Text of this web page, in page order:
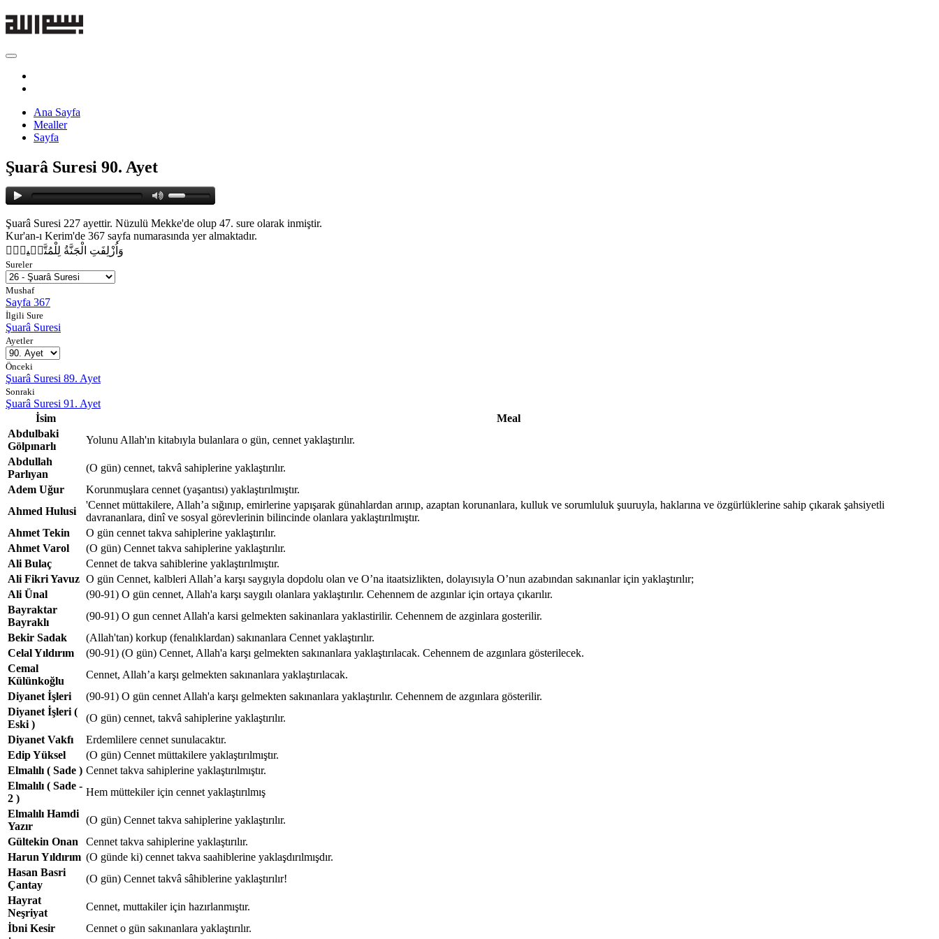
Ana Sayfa
Mealler
Sayfa
Şuarâ Suresi 90. Ayet
Şuarâ Suresi 227 ayettir. Nüzulü Mekke'de olup 47. sure olarak inmiştir.
Kur'an-ı Kerim'de 367 sayfa numarasında yer almaktadır.
وَاُزْلِفَتِ الْجَنَّةُ لِلْمُتَّق۪ينَۙ
Sureler
Mushaf
Sayfa 367
İlgili Sure
Şuarâ Suresi
Ayetler
Önceki
Şuarâ Suresi 89. Ayet
Sonraki
Şuarâ Suresi 91. Ayet
İsim
Meal
Abdulbaki
Gölpınarlı
Yolunu Allah'ın kitabıyla bulanlara o gün, cennet yaklaştırılır.
Abdullah
Parlıyan
(O gün) cennet, takvâ sahiplerine yaklaştırılır.
Adem Uğur
Korunmuşlara cennet (yaşantısı) yaklaştırılmıştır.
Ahmed Hulusi
'Cennet müttakilere, Allah’a sığınıp, emirlerine yapışarak günahlardan arınıp, azaptan korunanlara, kulluk ve sorumluluk şuuruyla, haklarına ve özgürlüklerine sahip çıkarak şahsiyetli
davrananlara, dinî ve sosyal görevlerinin bilincinde olanlara yaklaştırılmıştır.
Ahmet Tekin
O gün cennet takva sahiplerine yaklaştırılır.
Ahmet Varol
(O gün) Cennet takva sahiplerine yaklaştırılır.
Ali Bulaç
Cennet de takva sahiblerine yaklaştırılmıştır.
Ali Fikri Yavuz O gün Cennet, kalbleri Allah’a karşı saygıyla dopdolu olan ve O’na itaatsizlikten, dolayısıyla O’nun azabından sakınanlar için yaklaştırılır;
Ali Ünal
(90-91) O gün cennet, Allah'a karşı saygılı olanlara yaklaştırılır. Cehennem de azgınlar için ortaya çıkarılır.
Bayraktar
Bayraklı
(90-91) O gun cennet Allah'a karsi gelmekten sakinanlara yaklastirilir. Cehennem de azginlara gosterilir.
Bekir Sadak
(Allah'tan) korkup (fenalıklardan) sakınanlara Cennet yaklaştırılır.
Celal Yıldırım
(90-91) (O gün) Cennet, Allah'a karşı gelmekten sakınanlara yaklaştırılacak. Cehennem de azgınlara gösterilecek.
Cemal
Külünkoğlu
Cennet, Allah’a karşı gelmekten sakınanlara yaklaştırılacak.
Diyanet İşleri
(90-91) O gün cennet Allah'a karşı gelmekten sakınanlara yaklaştırılır. Cehennem de azgınlara gösterilir.
Diyanet İşleri (
Eski )
(O gün) cennet, takvâ sahiplerine yaklaştırılır.
Diyanet Vakfı
Erdemlilere cennet sunulacaktır.
Edip Yüksel
(O gün) Cennet müttakilere yaklaştırılmıştır.
Elmalılı ( Sade ) Cennet takva sahiplerine yaklaştırılmıştır.
Elmalılı ( Sade -
2 )
Hem müttekiler için cennet yaklaştırılmış
Elmalılı Hamdi
Yazır
(O gün) Cennet takva sahiplerine yaklaştırılır.
Gültekin Onan
Cennet takva sahiplerine yaklaştırılır.
Harun Yıldırım (O günde ki) cennet takva saahiblerine yaklaşdırılmışdır.
Hasan Basri
Çantay
(O gün) Cennet takvâ sâhiblerine yaklaştırılır!
Hayrat
Neşriyat
Cennet, muttakiler için hazırlanmıştır.
İbni Kesir
Cennet o gün sakınanlara yaklaştırılır.